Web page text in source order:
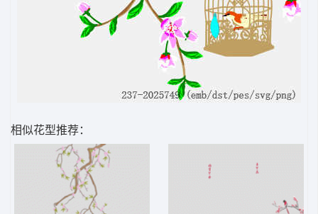
相似花型推荐：